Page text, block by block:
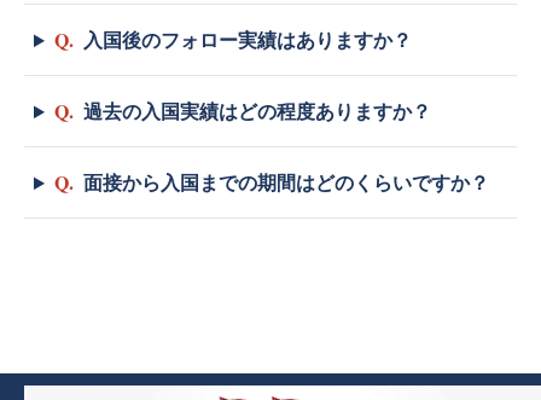
Q. 入国後のフォロー実績はありますか？
Q. 過去の入国実績はどの程度ありますか？
Q. 面接から入国までの期間はどのくらいですか？